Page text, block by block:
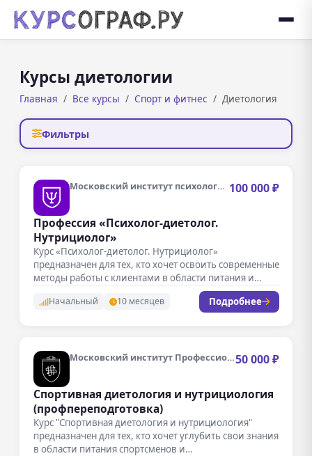
Курсы диетологии
Главная Все курсы Спорт и фитнес Диетология
Фильтры
Московский институт психологии 100 000 ₽
Профессия «Психолог-диетолог.
Нутрициолог»
Курс «Психолог-диетолог. Нутрициолог»
предназначен для тех, кто хочет освоить современные
методы работы с клиентами в области питания и…
Начальный 10 месяцев Подробнее
Московский институт Профессионального образования50 000 ₽
Спортивная диетология и нутрициология
(профпереподготовка)
Курс "Спортивная диетология и нутрициология"
предназначен для тех, кто хочет углубить свои знания
в области питания спортсменов и…